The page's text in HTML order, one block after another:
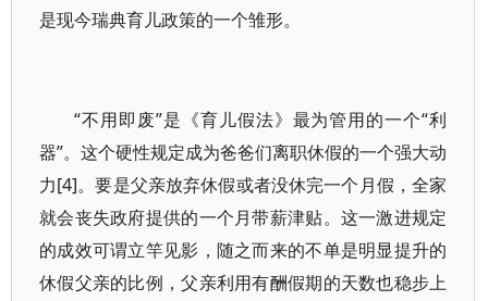
是现今瑞典育儿政策的一个雏形。
“不用即废”是《育儿假法》最为管用的一个“利
器”。这个硬性规定成为爸爸们离职休假的一个强大动
力[4]。要是父亲放弃休假或者没休完一个月假，全家
就会丧失政府提供的一个月带薪津贴。这一激进规定
的成效可谓立竿见影，随之而来的不单是明显提升的
休假父亲的比例，父亲利用有酬假期的天数也稳步上